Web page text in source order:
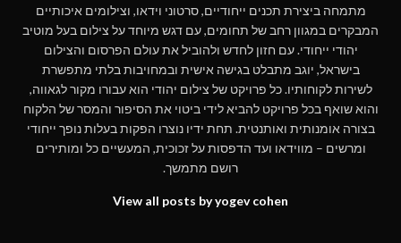
מתמחה ביצירת תכנים ייחודיים, סרטוני וידאו, וצילומים איכותיים
המבקרים במגוון רחב של תחומים, עם דגש מיוחד על צילום בעל מוטיב
יהודי ייחודי. עם חזון לחדש ולהוביל את עולם הפרסום והצילום
בישראל, יוגב מתבלט בגישה אישית ובמחויבות בלתי מתפשרת
לשירות לקוחותיו. כל פרויקט של צילום יהודי הוא עבורו מקור לגאווה,
והוא שואף בכל פרויקט להביא לידי ביטוי את הסיפור והמסר של הלקוח
בצורה אומנותית ואותנטית. תחת ידיו נוצרו הפקות בעלות נופך ייחודי
ומרשים – מווידאו ועד הדפסות על זכוכית, המעשיים כל ומותירים
רושם מתמשך.
View all posts by yogev cohen